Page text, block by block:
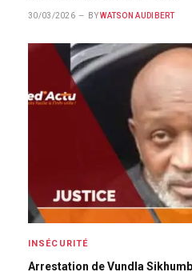
30/03/2026 BY WATSON AUDIBERT
INSÉCURITÉ
Arrestation de Vundla